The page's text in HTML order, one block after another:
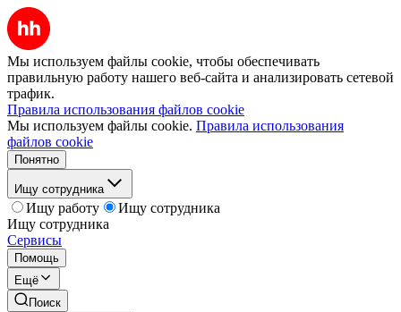
Мы используем файлы cookie, чтобы обеспечивать
правильную работу нашего веб-сайта и анализировать сетевой
трафик.
Правила использования файлов cookie
Мы используем файлы cookie. Правила использования
файлов cookie
Понятно
Ищу сотрудника
Ищу работу
Ищу сотрудника
Ищу сотрудника
Сервисы
Помощь
Ещё
Поиск